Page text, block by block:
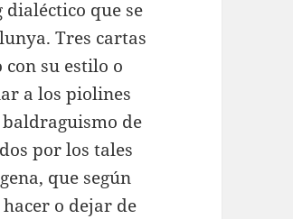
que se
Tres cartas
con su estilo o
a los piolines
de
por los tales
que según
o dejar de